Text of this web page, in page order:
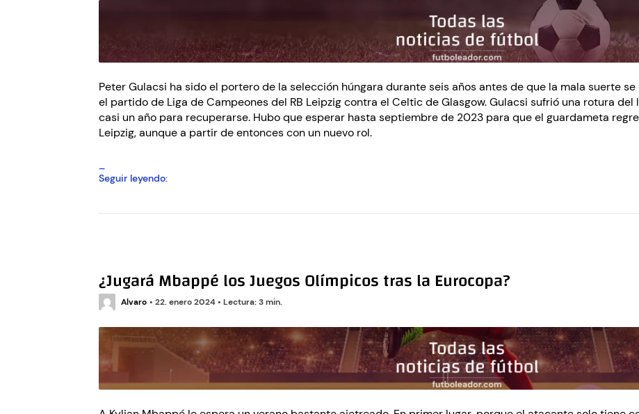
Peter Gulacsi ha sido el portero de la selección húngara durante seis años antes de que la mala suerte
el partido de Liga de Campeones del RB Leipzig contra el Celtic de Glasgow. Gulacsi sufrió una rotura
casi un año para recuperarse. Hubo que esperar hasta septiembre de 2023 para que el guardameta
Leipzig, aunque a partir de entonces con un nuevo rol.
Seguir leyendo:¿Peter
uno
de
Hungría
la
EURO24?
¿Jugará Mbappé los Juegos Olímpicos tras la Eurocopa?
Alvaro • 22. enero 2024• Lectura: 3 min.